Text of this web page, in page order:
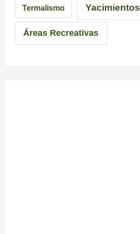
Termalismo Yacimientos
Áreas Recreativas